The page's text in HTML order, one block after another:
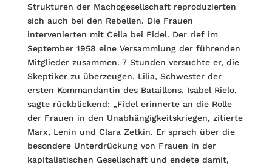
Strukturen der Machogesellschaft reproduzierten
sich auch bei den Rebellen. Die Frauen
intervenierten mit Celia bei Fidel. Der rief im
September 1958 eine Versammlung der führenden
Mitglieder zusammen. 7 Stunden versuchte er, die
Skeptiker zu überzeugen. Lilia, Schwester der
ersten Kommandantin des Bataillons, Isabel Rielo,
sagte rückblickend: „Fidel erinnerte an die Rolle
der Frauen in den Unabhängigkeitskriegen, zitierte
Marx, Lenin und Clara Zetkin. Er sprach über die
besondere Unterdrückung von Frauen in der
kapitalistischen Gesellschaft und endete damit,